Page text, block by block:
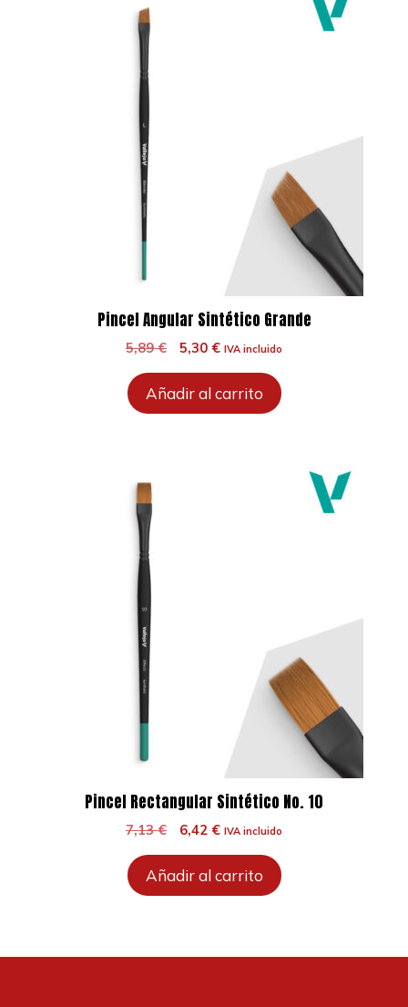
Pincel Angular Sintético Grande
5,89€
El
original
era:
5,30 €El
actual
es:
IVA incluido
Añadir al carrito
Pincel Rectangular Sintético No. 10
7,13€
El
original
era:
6,42 €El
actual
es:
IVA incluido
Añadir al carrito